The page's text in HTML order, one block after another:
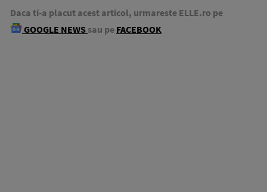
Daca ti-a placut acest articol, urmareste ELLE.ro pe
GOOGLE NEWS sau pe FACEBOOK